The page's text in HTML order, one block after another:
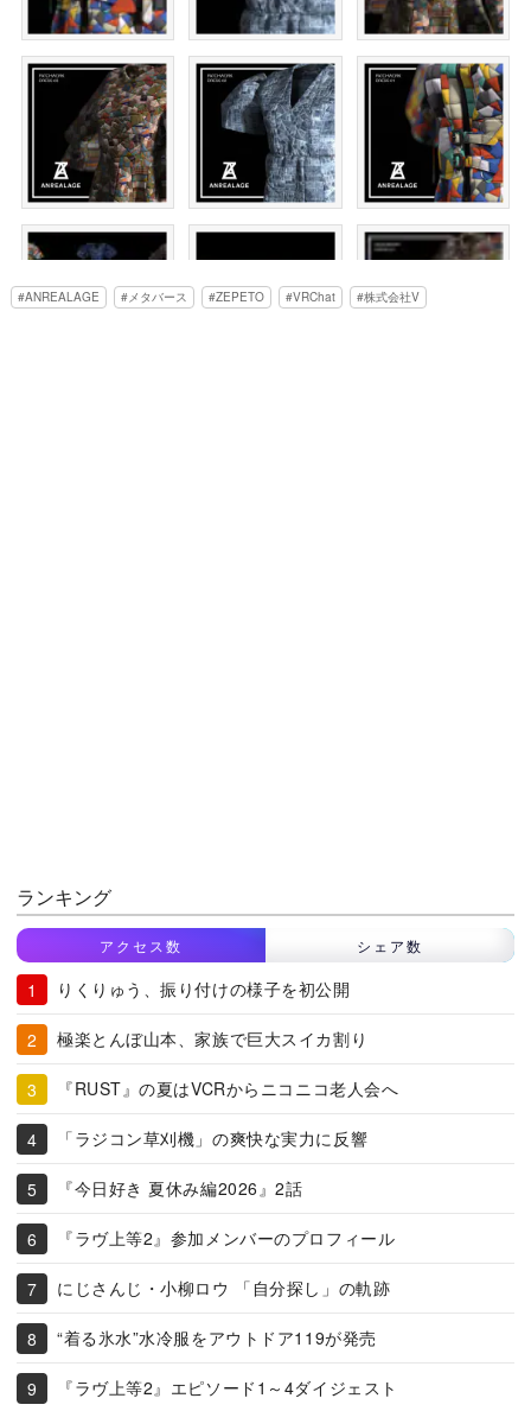
ANREALAGE メタバース ZEPETO VRChat 株式会社V
ランキング
アクセス数 シェア数
りくりゅう、振り付けの様子を初公開
極楽とんぼ山本、家族で巨大スイカ割り
『RUST』の夏はVCRからニコニコ老人会へ
「ラジコン草刈機」の爽快な実力に反響
『今日好き 夏休み編2026』2話
『ラヴ上等2』参加メンバーのプロフィール
にじさんじ・小柳ロウ 「自分探し」の軌跡
“着る氷水”水冷服をアウトドア119が発売
『ラヴ上等2』エピソード1～4ダイジェスト